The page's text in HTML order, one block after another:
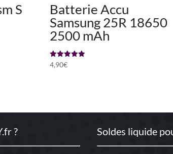
S
Batterie Accu
Samsung 25R 18650
2500 mAh
Note
5.00
4,90€
? Soldes liquide